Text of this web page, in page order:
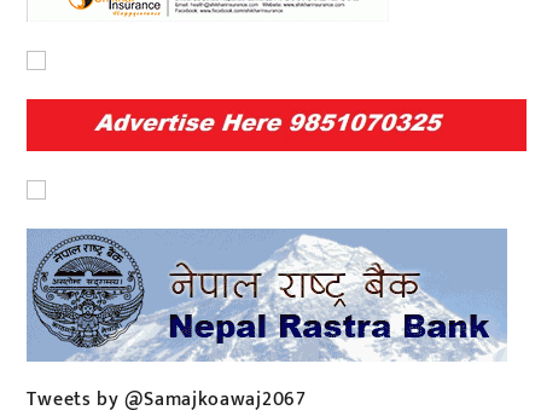
Tweets by @Samajkoawaj2067